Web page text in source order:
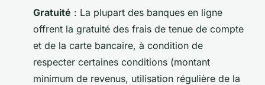
Gratuité : La plupart des banques en ligne
offrent la gratuité des frais de tenue de compte
et de la carte bancaire, à condition de
respecter certaines conditions (montant
minimum de revenus, utilisation régulière de la